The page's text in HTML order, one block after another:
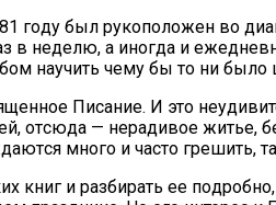
го­ду был ру­ко­по­ло­жен во
в неде­лю, а ино­гда и
на­учить че­му бы то ни
Пи­са­ние. И это
от­сю­да — нера­ди­вое
мно­го и ча­сто гре­шить,
книг и раз­би­рать ее